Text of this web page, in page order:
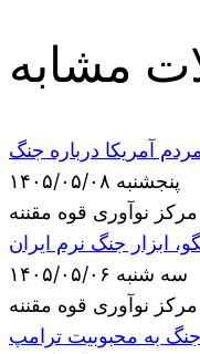
مشابه
آمریکا درباره جنگ
پنجشنبه ۱۴۰۵/۰۵/۰۸
نوآوری قوه مقننه
ابزار جنگ نرم ایران
سه شنبه ۱۴۰۵/۰۵/۰۶
نوآوری قوه مقننه
به محبوبیت ترامپ